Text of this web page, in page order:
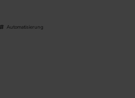
Automatisierung